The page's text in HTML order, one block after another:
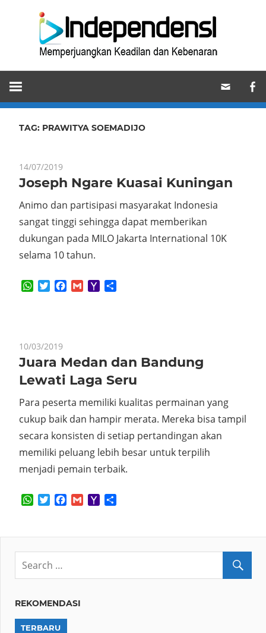
Memperjuangkan
Keadilan
dan
Kebenaran
TAG: PRAWITYA SOEMADIJO
14/07/2019
Joseph Ngare Kuasai Kuningan
Animo dan partisipasi masyarakat Indonesia
sangat tinggi sehingga dapat memberikan
dukungan pada MILO Jakarta International 10K
selama 10 tahun.
WhatsApp
TwitterFacebook
GmailYahoo
10/03/2019
Juara Medan dan Bandung
Lewati Laga Seru
Para peserta memiliki kualitas permainan yang
cukup baik dan hampir merata. Mereka bisa tampil
secara konsisten di setiap pertandingan akan
memiliki peluang lebih besar untuk terpilih
menjadi pemain terbaik.
WhatsApp
TwitterFacebook
GmailYahoo
REKOMENDASI
TERBARU